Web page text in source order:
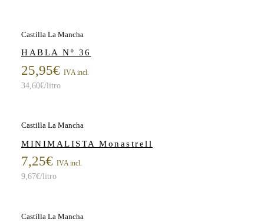
Castilla La Mancha
HABLA Nº 36
25,95€ IVA incl.
34,60€/litro
Castilla La Mancha
MINIMALISTA Monastrell
7,25€ IVA incl.
9,67€/litro
Castilla La Mancha